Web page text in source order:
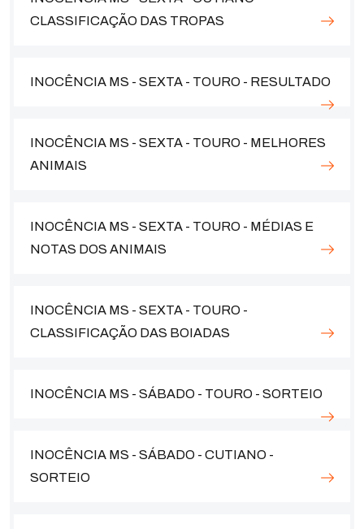
CLASSIFICAÇÃO DAS TROPAS
INOCÊNCIA MS - SEXTA - TOURO - RESULTADO
INOCÊNCIA MS - SEXTA - TOURO - MELHORES
ANIMAIS
INOCÊNCIA MS - SEXTA - TOURO - MÉDIAS E
NOTAS DOS ANIMAIS
INOCÊNCIA MS - SEXTA - TOURO -
CLASSIFICAÇÃO DAS BOIADAS
INOCÊNCIA MS - SÁBADO - TOURO - SORTEIO
INOCÊNCIA MS - SÁBADO - CUTIANO -
SORTEIO